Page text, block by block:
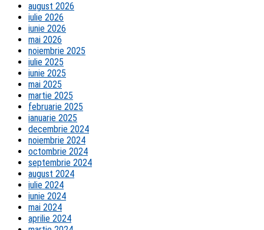
august 2026
iulie 2026
iunie 2026
mai 2026
noiembrie 2025
iulie 2025
iunie 2025
mai 2025
martie 2025
februarie 2025
ianuarie 2025
decembrie 2024
noiembrie 2024
octombrie 2024
septembrie 2024
august 2024
iulie 2024
iunie 2024
mai 2024
aprilie 2024